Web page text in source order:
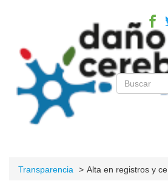
Transparencia Alta en registros y